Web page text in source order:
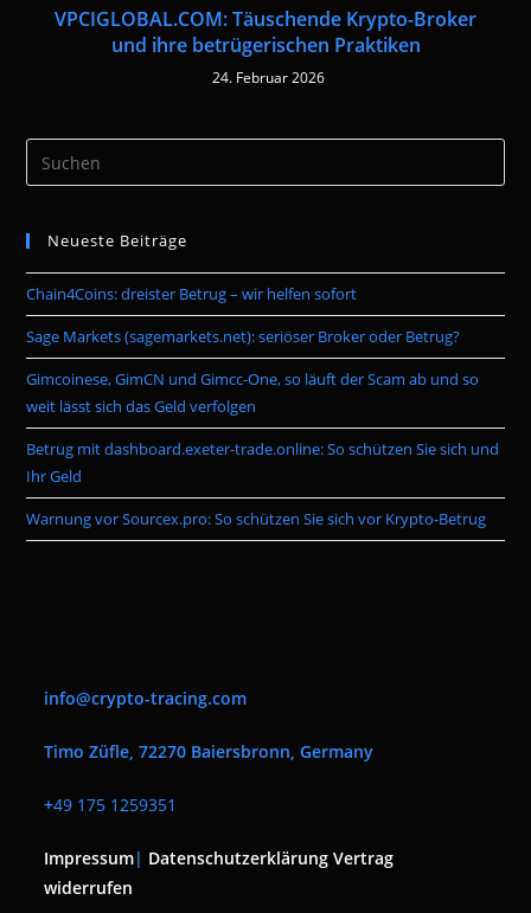
VPCIGLOBAL.COM: Täuschende Krypto-Broker
und ihre betrügerischen Praktiken
24. Februar 2026
the
Neueste Beiträge
Chain4Coins: dreister Betrug – wir helfen sofort
Sage Markets (sagemarkets.net): seriöser Broker oder Betrug?
Gimcoinese, GimCN und Gimcc-One, so läuft der Scam ab und so
weit lässt sich das Geld verfolgen
Betrug mit dashboard.exeter-trade.online: So schützen Sie sich und
Ihr Geld
Warnung vor Sourcex.pro: So schützen Sie sich vor Krypto-Betrug
info@crypto-tracing.com
Timo Züfle, 72270 Baiersbronn, Germany
+49 175 1259351
Impressum| Datenschutzerklärung Vertrag
widerrufen